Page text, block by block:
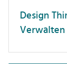
Design